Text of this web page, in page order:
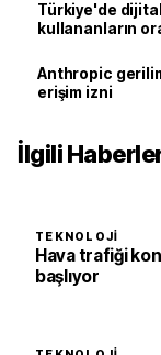
Türkiye'de
kullananların
Anthropic
erişim izni
İlgili
TEKNOLOJI
Hava trafiği
başlıyor